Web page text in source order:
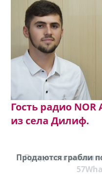
Гость радио
из села Дилиф.
Продается
Продаются грабли